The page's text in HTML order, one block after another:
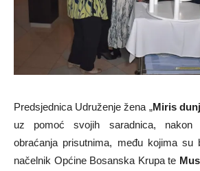
Predsjednica Udruženje žena „Miris
uz pomoć svojih saradnica, nakon
obraćanja prisutnima, među kojima su
načelnik Općine Bosanska Krupa te